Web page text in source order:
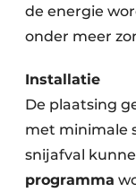
de energie
onder meer
Installatie
De plaatsing
met minimale
snijafval
programma